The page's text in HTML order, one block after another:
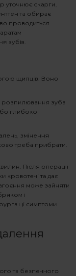
уточнює скарги,
та обирає
проводиться
зубів.
щипців. Воно
розпилювання зуба
глибоко
змінення
треба прибрати.
Після операції
кровотечі та дає
може зайняти
і
ці симптоми
та безпечного